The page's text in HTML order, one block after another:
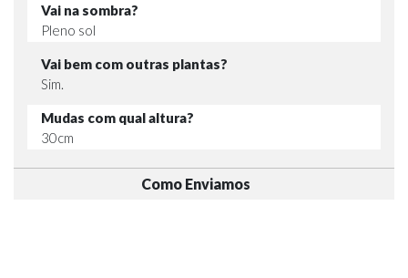
Vai na sombra?
Pleno sol
Vai bem com outras plantas?
Sim.
Mudas com qual altura?
30cm
Como Enviamos